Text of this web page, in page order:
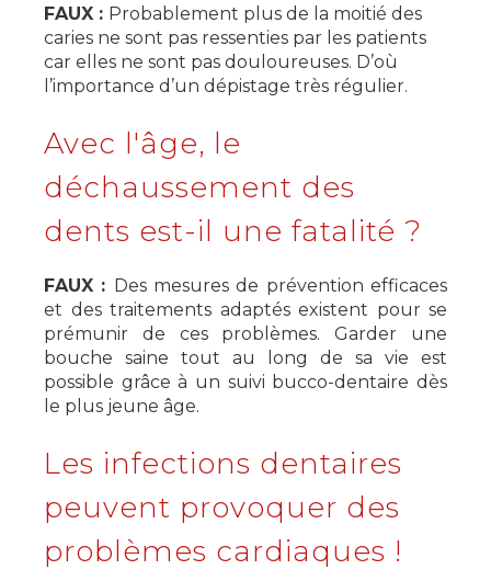
FAUX : Probablement plus de la moitié des
caries ne sont pas ressenties par les patients
car elles ne sont pas douloureuses. D’où
l’importance d’un dépistage très régulier.
Avec l'âge, le
déchaussement des
dents est-il une fatalité ?
FAUX : Des mesures de prévention efficaces
et des traitements adaptés existent pour se
prémunir de ces problèmes. Garder une
bouche saine tout au long de sa vie est
possible grâce à un suivi bucco-dentaire dès
le plus jeune âge.
Les infections dentaires
peuvent provoquer des
problèmes cardiaques !